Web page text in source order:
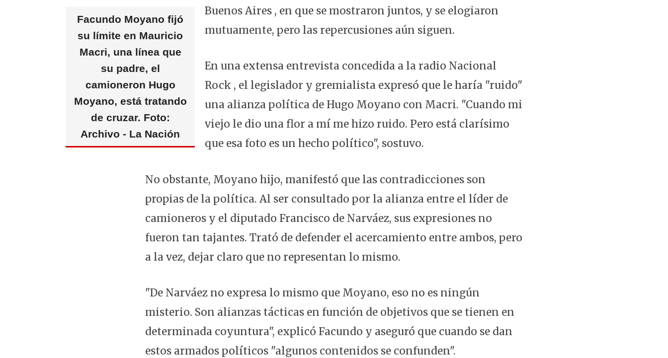
Facundo Moyano fijó
su límite en Mauricio
Macri, una línea que
su padre, el
camioneron Hugo
Moyano, está tratando
de cruzar. Foto:
Archivo - La Nación
Buenos Aires , en que se mostraron juntos, y se elogiaron
mutuamente, pero las repercusiones aún siguen.
En una extensa entrevista concedida a la radio Nacional
Rock , el legislador y gremialista expresó que le haría "ruido"
una alianza política de Hugo Moyano con Macri. "Cuando mi
viejo le dio una flor a mí me hizo ruido. Pero está clarísimo
que esa foto es un hecho político", sostuvo.
No obstante, Moyano hijo, manifestó que las contradicciones son
propias de la política. Al ser consultado por la alianza entre el líder de
camioneros y el diputado Francisco de Narváez, sus expresiones no
fueron tan tajantes. Trató de defender el acercamiento entre ambos, pero
a la vez, dejar claro que no representan lo mismo.
"De Narváez no expresa lo mismo que Moyano, eso no es ningún
misterio. Son alianzas tácticas en función de objetivos que se tienen en
determinada coyuntura", explicó Facundo y aseguró que cuando se dan
estos armados políticos "algunos contenidos se confunden".